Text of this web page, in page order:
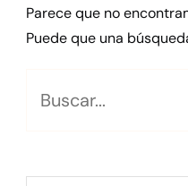
Parece que no
Puede que una